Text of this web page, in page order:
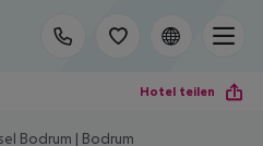
Hotel teilen
Bodrum | Bodrum